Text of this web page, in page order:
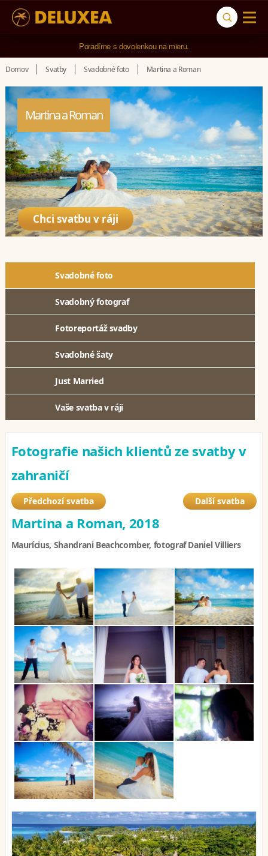
Poradíme s dovolenkou na mieru.
5* cestovná kancelária na luxusnú dovolenku od 4.000 EUR.
Domov Svatby Svadobné foto Martina a Roman
Martina a Roman
Chci svatbu v ráji
Svadobné foto
Svadobný fotograf
Fotoreportáž svadby
Svadobné šaty
Just Married
Vaše svatba v ráji
Fotografie našich klientů ze svatby v
zahraničí
Předchozí svatba Další svatba
Martina a Roman, 2018
Maurícius, Shandrani Beachcomber, fotograf Daniel Villiers